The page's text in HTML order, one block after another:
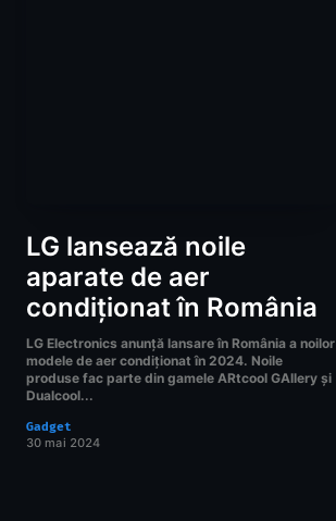
LG lansează noile
aparate de aer
condiționat în România
LG Electronics anunță lansare în România a noilor
modele de aer condiționat în 2024. Noile
produse fac parte din gamele ARtcool GAllery și
Dualcool...
Gadget
30 mai 2024